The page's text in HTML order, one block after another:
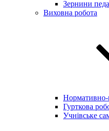
Зернини
Виховна робота
Нормативно-
Гурткова
Учнівське